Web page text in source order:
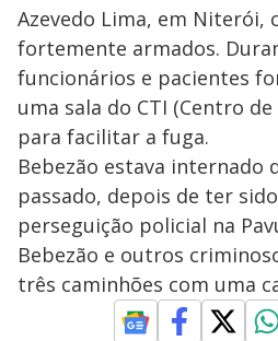
Azevedo Lima, em Niterói,
fortemente armados.
funcionários e pacientes
uma sala do CTI (Centro
para facilitar a fuga.
Bebezão estava internado
passado, depois de ter
perseguição policial na
Bebezão e outros
três caminhões com uma